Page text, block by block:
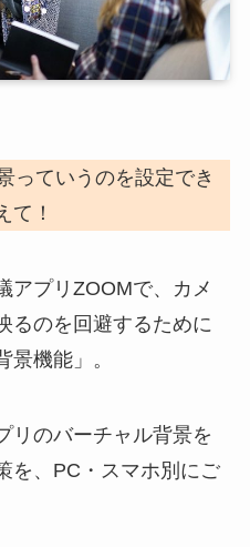
っていうのを設定でき
て！
アプリZOOMで、カメ
るのを回避するために
機能」。
リのバーチャル背景を
を、PC・スマホ別にご